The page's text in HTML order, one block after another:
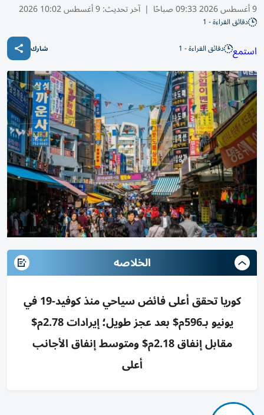
9 أغسطس 2026 09:33 صباحًا | آخر تحديث:9 أغسطس 10:02 2026
دقائق القراءة - 1
استمع دقائق القراءة - 1 شارك
الخلاصه
كوريا تحقق أعلى فائض سياحي منذ كوفيد-19 في
يونيو بـ596م$ بعد عجز طويل؛ إيرادات 2.78م$
مقابل إنفاق 2.18م$ ومتوسط إنفاق الأجانب
أعلى